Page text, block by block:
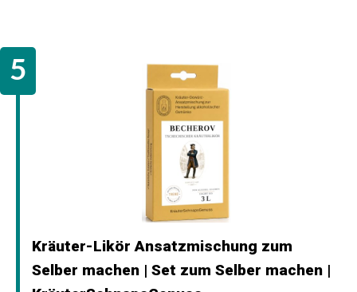
Kräuter-Likör Ansatzmischung zum
Selber machen | Set zum Selber machen |